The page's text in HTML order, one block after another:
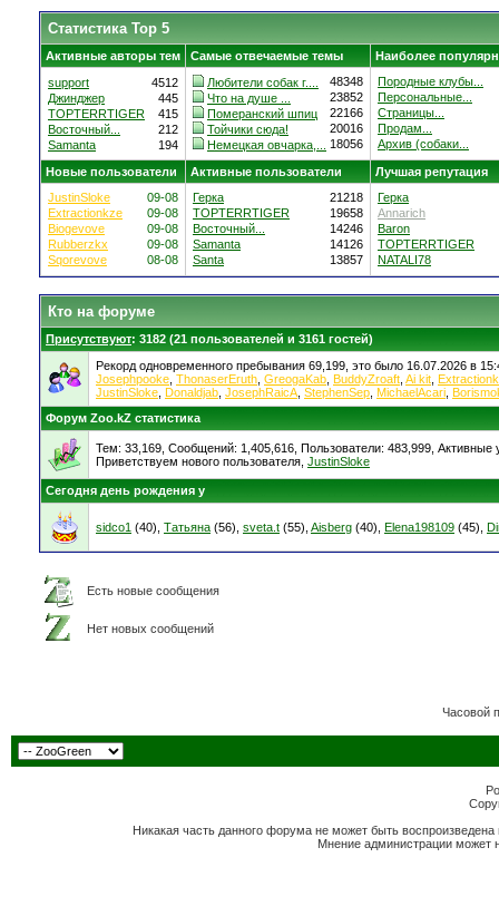
Статистика Top 5
Активные авторы тем Самые отвечаемые темы
Наиболее
support
4512
Джинджер
445
TOPTERRTIGER
415
Восточный...
212
Samanta
194
Любители собак г....
48348
Что на душе ...
23852
Померанский шпиц
22166
Тойчики сюда!
20016
Немецкая овчарка,...
18056
Породные клубы...
Персональные...
Страницы...
Продам...
Архив (собаки...
Новые пользователи Активные пользователи
Лучшая репутация
JustinSloke
09-08
Extractionkze
09-08
Biogevove
09-08
Rubberzkx
09-08
Sqorevove
08-08
Герка
21218
TOPTERRTIGER
19658
Восточный...
14246
Samanta
14126
Santa
13857
Герка
Annarich
Baron
TOPTERRTIGER
NATALI78
Кто на форуме
Присутствуют: 3182 (21 пользователей и 3161 гостей)
Рекорд одновременного пребывания 69,199, это было 16.07.2026 в
Josephpooke ThonaserEruth GreogaKab BuddyZroaft Ai kit
JustinSloke Donaldjab JosephRaicA StephenSep MichaelAcari
Форум Zoo.kZ статистика
Тем: 33,169, Сообщений: 1,405,616, Пользователи: 483,999, Активные
Приветствуем нового пользователя, JustinSloke
Сегодня день рождения у
sidco1 (40), Татьяна (56), sveta.t (55), Aisberg (40), Elena198109 (45),
Есть новые сообщения
Нет новых сообщений
Часовой
Никакая часть данного форума не может быть
Мнение администрации может